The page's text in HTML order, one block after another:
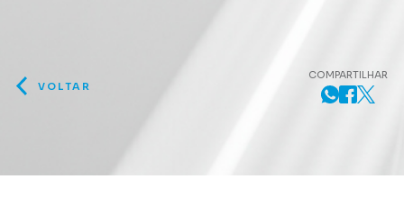
VOLTAR
COMPARTILHAR